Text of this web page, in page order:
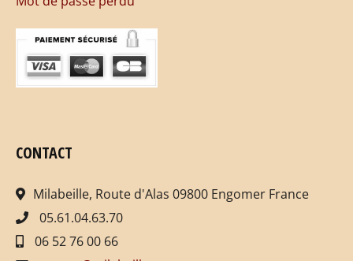
CONTACT
Milabeille, Route d'Alas 09800 Engomer France
05.61.04.63.70
06 52 76 00 66